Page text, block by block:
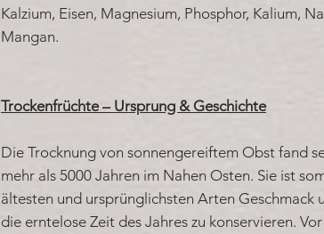
Kalzium, Eisen, Magnesium, Phosphor, Kalium,
Mangan.
Trockenfrüchte – Ursprung & Geschichte
Die Trocknung von sonnengereiftem Obst fand
mehr als 5000 Jahren im Nahen Osten. Sie ist
ältesten und ursprünglichsten Arten Geschmack
die erntelose Zeit des Jahres zu konservieren.